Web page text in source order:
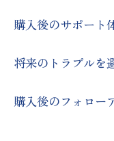
購入後のサポート
将来のトラブルを
購入後のフォロー